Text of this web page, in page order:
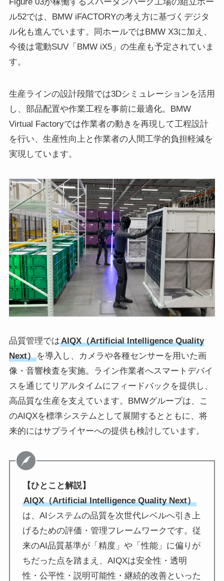
Figure 03が稼働するスパータンバーグ工場の組立ホー
ル52では、BMW iFACTORYの考え方に基づくデジタ
ル化も進んでいます。同ホールではBMW X3に加え、
今後は電動SUV「BMW iX5」の生産も予定されていま
す。
生産ラインの設計段階では3Dシミュレーションを活用
し、部品配置や作業工程を事前に最適化。BMW
Virtual Factoryでは作業者の動きを再現して工程設計
を行い、生産性向上と作業者の人間工学的負担軽減を
実現しています。
品質管理ではAIQX（Artificial Intelligence Quality
Next）を導入し、カメラや各種センサーを用いた画
像・音響検査を実施。ライン作業者へスマートデバイ
スを通じてリアルタイムにフィードバックを提供し、
高品質な生産を支えています。BMWグループは、こ
のAIQXを標準システムとして展開するとともに、将
来的にはサプライヤーへの提供も検討しています。
【ひとこと解説】
AIQX（Artificial Intelligence Quality Next）
は、AIシステムの品質を次世代レベルへ引き上
げるための評価・管理フレームワークです。従
来のAI品質基準が「精度」や「性能」に偏りが
ちだった点を踏まえ、AIQXは安全性・透明
性・公平性・説明可能性・継続的改善といった